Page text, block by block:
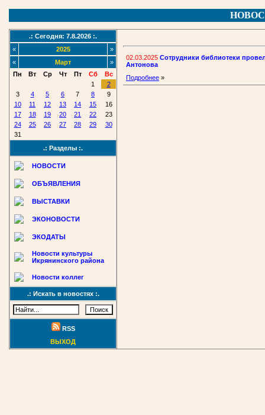
.: Сегодня: 7.8.2026 :.
«
2025
»
«
Март
»
Пн
Вт Ср Чт Пт Сб
Вс
1
2
3
4 5 6 7 8
9
10
11 12 13 14 15
16
17
18 19 20 21 22
23
24
25 26 27 28 29
30
31
.: Разделы :.
НОВОСТИ
ОБЪЯВЛЕНИЯ
ВЫСТАВКИ
ЭКОНОВОСТИ
ЭКОДАТЫ
Новости культуры
Икрянинского района
Новости коллег
.: Искать в новостях :.
RSS
ВЫХОД
02.03.2025 Сотрудники библиотеки
Антонова
Подробнее »